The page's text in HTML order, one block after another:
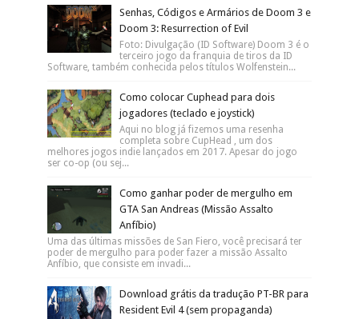
Senhas, Códigos e Armários de Doom 3 e
Doom 3: Resurrection of Evil
Foto: Divulgação (ID Software) Doom 3 é o
terceiro jogo da franquia de tiros da ID
Software, também conhecida pelos títulos Wolfenstein...
Como colocar Cuphead para dois
jogadores (teclado e joystick)
Aqui no blog já fizemos uma resenha
completa sobre CupHead , um dos
melhores jogos indie lançados em 2017. Apesar do jogo
ser co-op (ou sej...
Como ganhar poder de mergulho em
GTA San Andreas (Missão Assalto
Anfíbio)
Uma das últimas missões de San Fiero, você precisará ter
poder de mergulho para poder fazer a missão Assalto
Anfíbio, que consiste em invadi...
Download grátis da tradução PT-BR para
Resident Evil 4 (sem propaganda)